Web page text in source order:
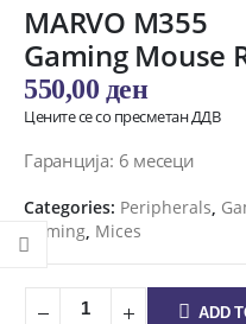
MARVO M355
Gaming Mouse
550,00 ден
Цените се со пресметан ДДВ
Гаранција: 6 месеци
Categories: Peripherals,
Gaming, Mices
ADD